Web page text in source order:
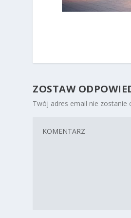
ZOSTAW
Twój adres email nie zostanie